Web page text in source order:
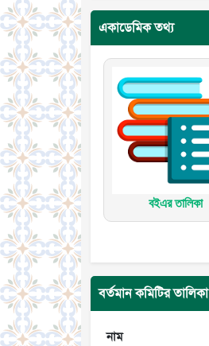
একাডেমিক তথ্য
বইএর তালিকা
বর্তমান কমিটির তালিকা
নাম